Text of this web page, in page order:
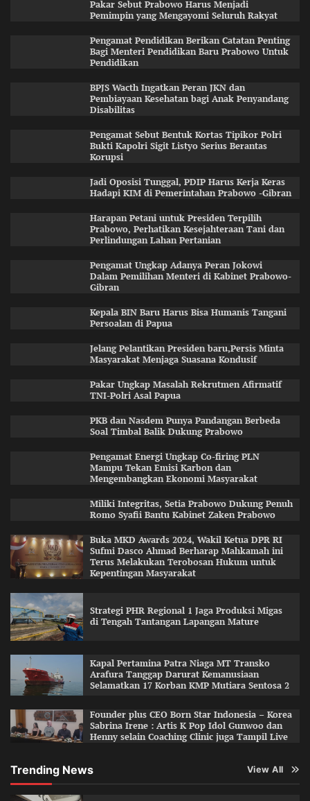
Pakar Sebut Prabowo Harus Menjadi
Pemimpin yang Mengayomi Seluruh Rakyat
Pengamat Pendidikan Berikan Catatan Penting
Bagi Menteri Pendidikan Baru Prabowo Untuk
Pendidikan
BPJS Wacth Ingatkan Peran JKN dan
Pembiayaan Kesehatan bagi Anak Penyandang
Disabilitas
Pengamat Sebut Bentuk Kortas Tipikor Polri
Bukti Kapolri Sigit Listyo Serius Berantas
Korupsi
Jadi Oposisi Tunggal, PDIP Harus Kerja Keras
Hadapi KIM di Pemerintahan Prabowo -Gibran
Harapan Petani untuk Presiden Terpilih
Prabowo, Perhatikan Kesejahteraan Tani dan
Perlindungan Lahan Pertanian
Pengamat Ungkap Adanya Peran Jokowi
Dalam Pemilihan Menteri di Kabinet Prabowo-
Gibran
Kepala BIN Baru Harus Bisa Humanis Tangani
Persoalan di Papua
Jelang Pelantikan Presiden baru,Persis Minta
Masyarakat Menjaga Suasana Kondusif
Pakar Ungkap Masalah Rekrutmen Afirmatif
TNI-Polri Asal Papua
PKB dan Nasdem Punya Pandangan Berbeda
Soal Timbal Balik Dukung Prabowo
Pengamat Energi Ungkap Co-firing PLN
Mampu Tekan Emisi Karbon dan
Mengembangkan Ekonomi Masyarakat
Miliki Integritas, Setia Prabowo Dukung Penuh
Romo Syafii Bantu Kabinet Zaken Prabowo
Buka MKD Awards 2024, Wakil Ketua DPR RI
Sufmi Dasco Ahmad Berharap Mahkamah ini
Terus Melakukan Terobosan Hukum untuk
Kepentingan Masyarakat
Strategi PHR Regional 1 Jaga Produksi Migas
di Tengah Tantangan Lapangan Mature
Kapal Pertamina Patra Niaga MT Transko
Arafura Tanggap Darurat Kemanusiaan
Selamatkan 17 Korban KMP Mutiara Sentosa 2
Founder plus CEO Born Star Indonesia – Korea
Sabrina Irene : Artis K Pop Idol Gunwoo dan
Henny selain Coaching Clinic juga Tampil Live
Trending News View All